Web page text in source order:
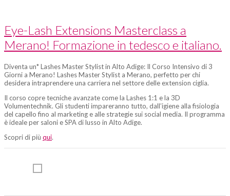
tedesco
e
italiano.
KOSMETIK
MAKE-
Eye-Lash Extensions Masterclass a
Merano! Formazione in tedesco e italiano.
Diventa un* Lashes Master Stylist in Alto Adige: Il Corso Intensivo di 3
Giorni a Merano! Lashes Master Stylist a Merano, perfetto per chi
desidera intraprendere una carriera nel settore delle extension ciglia.
Il corso copre tecniche avanzate come la Lashes 1:1 e la 3D
Volumentechnik. Gli studenti impareranno tutto, dall’igiene alla fisiologia
del capello fino al marketing e alle strategie sui social media. Il programma
è ideale per saloni e SPA di lusso in Alto Adige.
Scopri di più qui.